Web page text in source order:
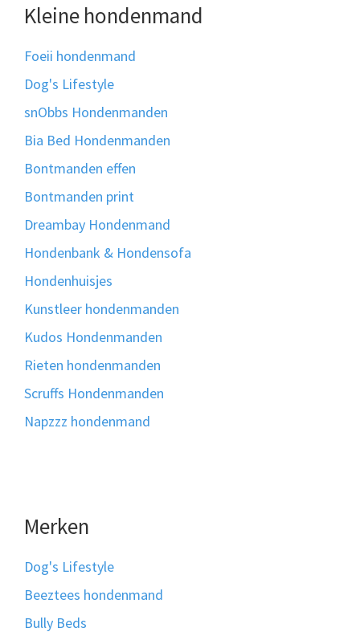
Kleine hondenmand
Foeii hondenmand
Dog's Lifestyle
snObbs Hondenmanden
Bia Bed Hondenmanden
Bontmanden effen
Bontmanden print
Dreambay Hondenmand
Hondenbank & Hondensofa
Hondenhuisjes
Kunstleer hondenmanden
Kudos Hondenmanden
Rieten hondenmanden
Scruffs Hondenmanden
Napzzz hondenmand
Merken
Dog's Lifestyle
Beeztees hondenmand
Bully Beds